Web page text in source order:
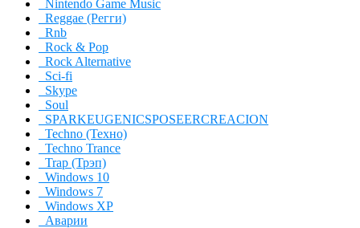
Nintendo Game Music
Reggae (Регги)
Rnb
Rock & Pop
Rock Alternative
Sci-fi
Skype
Soul
SPARKEUGENICSPOSEERCREACION
Techno (Техно)
Techno Trance
Trap (Трэп)
Windows 10
Windows 7
Windows XP
Аварии